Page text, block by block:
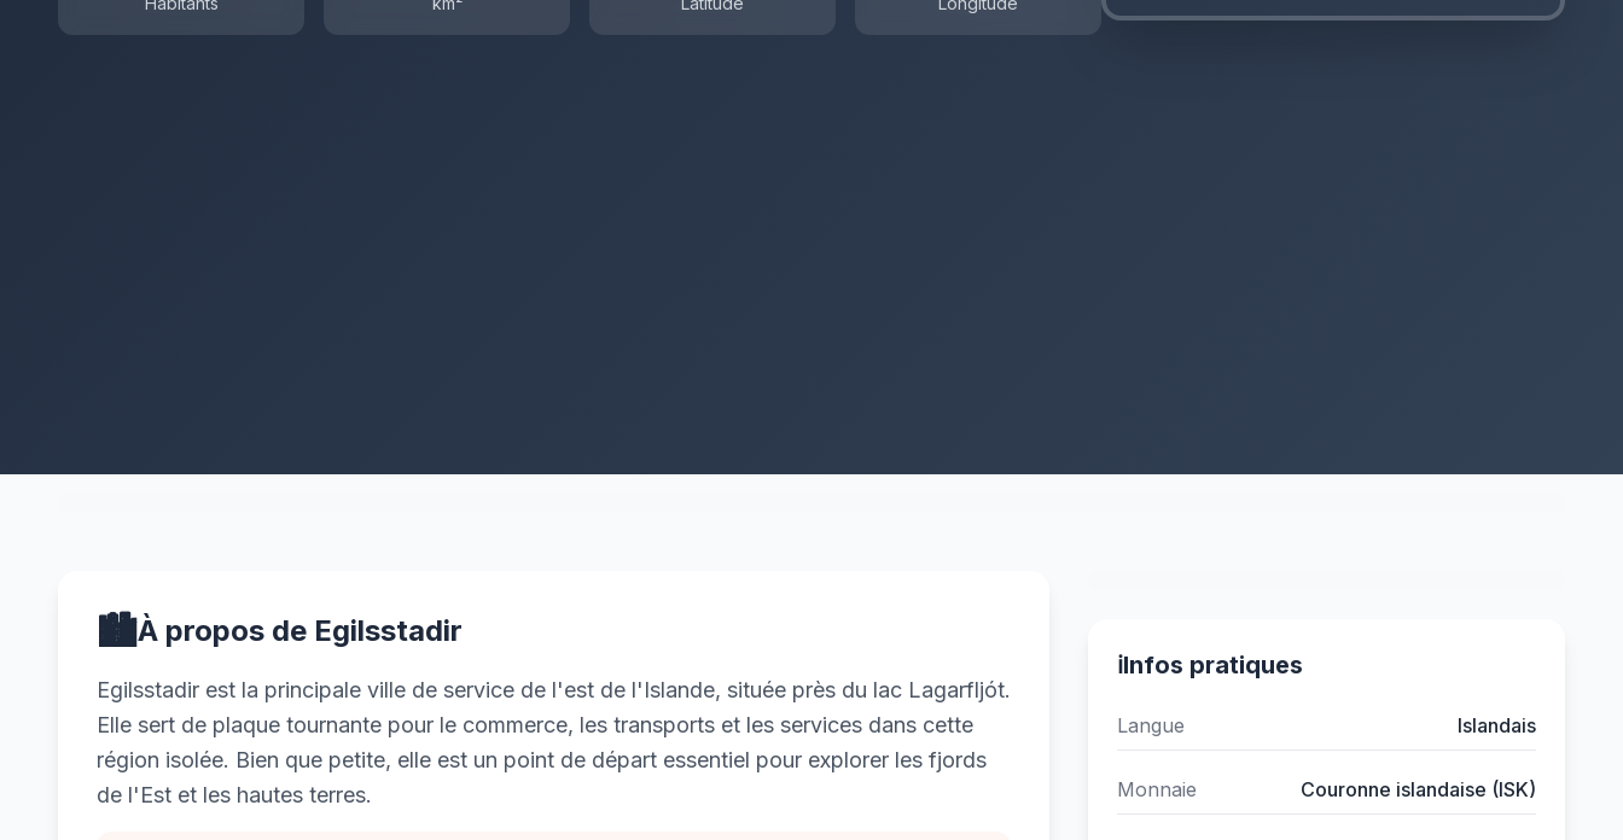
🏙️À propos de Egilsstadir
Egilsstadir est la principale ville de service de l'est de l'Islande, située près du lac Lagarfljót.
Elle sert de plaque tournante pour le commerce, les transports et les services dans cette
région isolée. Bien que petite, elle est un point de départ essentiel pour explorer les fjords
de l'Est et les hautes terres.
ℹ️Infos pratiques
Langue Islandais
Monnaie Couronne islandaise (ISK)